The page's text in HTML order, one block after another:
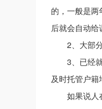
的，一般是
后就会自动给
2、大部
3、已经
及时托管户籍
如果说人